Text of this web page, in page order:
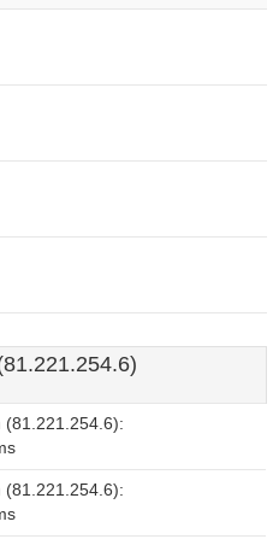
(81.221.254.6):
(81.221.254.6):